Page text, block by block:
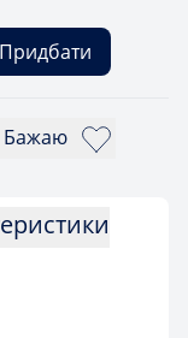
Придбати
Бажаю